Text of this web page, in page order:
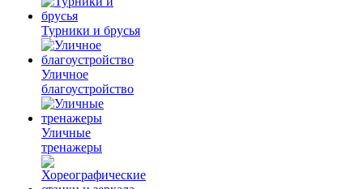
Турники и брусья
Уличное
благоустройство
Уличные
тренажеры